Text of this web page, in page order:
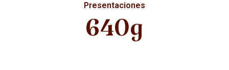
Presentaciones
640g